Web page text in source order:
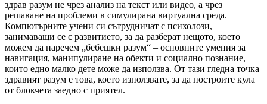
здрав разум не чрез анализ на текст или видео, а чрез
решаване на проблеми в симулирана виртуална среда.
Компютърните учени си сътрудничат с психолози,
занимаващи се с развитието, за да разберат нещото, което
можем да наречем „бебешки разум“ – основните умения за
навигация, манипулиране на обекти и социално познание,
които едно малко дете може да използва. От тази гледна точка
здравият разум е това, което използвате, за да построите кула
от блокчета заедно с приятел.